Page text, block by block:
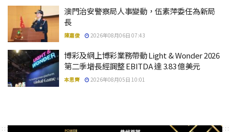
澳門治安警察局人事變動，伍素萍委任為新局
長
陳嘉俊 2026年08月06日 07:43
博彩及網上博彩業務帶動 Light & Wonder 2026
第二季增長經調整 EBITDA 達 3.83 億美元
本思齊 2026年08月05日 10:01